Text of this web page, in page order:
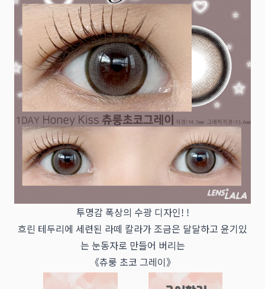
투명감 폭상의 수광 디자인! !
흐린 테두리에 세련된 라떼 칼라가 조금은 달달하고 윤기있
는 눈동자로 만들어 버리는
《츄룽 초코 그레이》